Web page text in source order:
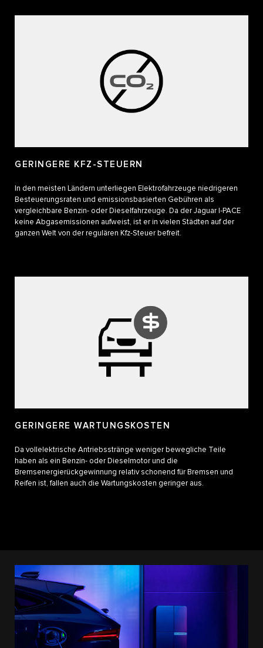
GERINGERE KFZ-STEUERN
In den meisten Ländern unterliegen Elektrofahrzeuge niedrigeren
Besteuerungsraten und emissionsbasierten Gebühren als
vergleichbare Benzin- oder Dieselfahrzeuge. Da der Jaguar I‑PACE
keine Abgasemissionen aufweist, ist er in vielen Städten auf der
ganzen Welt von der regulären Kfz-Steuer befreit.
GERINGERE WARTUNGSKOSTEN
Da vollelektrische Antriebsstränge weniger bewegliche Teile
haben als ein Benzin- oder Dieselmotor und die
Bremsenergierückgewinnung relativ schonend für Bremsen und
Reifen ist, fallen auch die Wartungskosten geringer aus.